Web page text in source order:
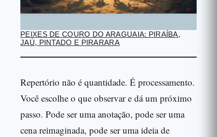
PEIXES DE COURO DO ARAGUAIA: PIRAÍBA,
JAÚ, PINTADO E PIRARARA
Repertório não é quantidade. É processamento.
Você escolhe o que observar e dá um próximo
passo. Pode ser uma anotação, pode ser uma
cena reimaginada, pode ser uma ideia de